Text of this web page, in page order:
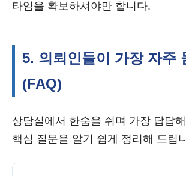
타임을 확보하셔야만 합니다.
5. 의뢰인들이 가장 자주
(FAQ)
상담실에서 한숨을 쉬며 가장 답답
핵심 질문을 알기 쉽게 정리해 드립